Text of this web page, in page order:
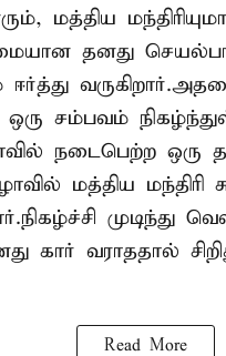
மத்திய
தனது
சம்பவம்
நடைபெற்ற ஒரு
மத்திய மந்திரி
முடிந்து
கார் வராததால்
Read More